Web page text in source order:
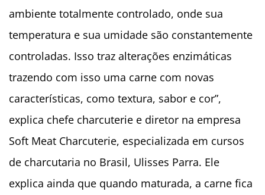
ambiente totalmente controlado, onde sua
temperatura e sua umidade são constantemente
controladas. Isso traz alterações enzimáticas
trazendo com isso uma carne com novas
características, como textura, sabor e cor”,
explica chefe charcuterie e diretor na empresa
Soft Meat Charcuterie, especializada em cursos
de charcutaria no Brasil, Ulisses Parra. Ele
explica ainda que quando maturada, a carne fica